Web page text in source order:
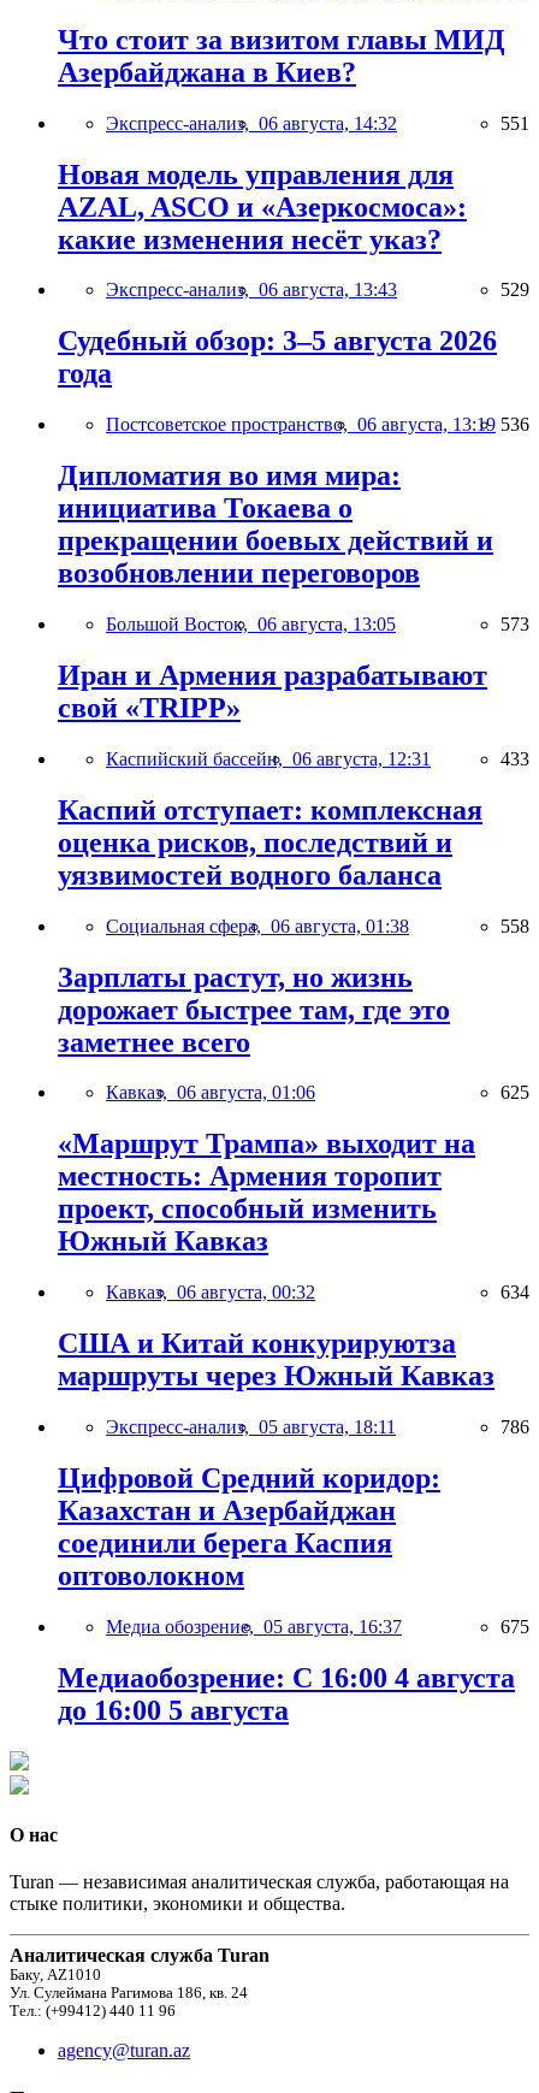
Что стоит за визитом главы МИД
Азербайджана в Киев?
Экспресс-анализ, 06 августа, 14:32 551
Новая модель управления для
AZAL, ASCO и «Азеркосмоса»:
какие изменения несёт указ?
Экспресс-анализ, 06 августа, 13:43 529
Судебный обзор: 3–5 августа 2026
года
Постсоветское пространство, 06 августа, 13:19 536
Дипломатия во имя мира:
инициатива Токаева о
прекращении боевых действий и
возобновлении переговоров
Большой Восток, 06 августа, 13:05 573
Иран и Армения разрабатывают
свой «TRIPP»
Каспийский бассейн, 06 августа, 12:31 433
Каспий отступает: комплексная
оценка рисков, последствий и
уязвимостей водного баланса
Социальная сфера, 06 августа, 01:38 558
Зарплаты растут, но жизнь
дорожает быстрее там, где это
заметнее всего
Кавказ, 06 августа, 01:06 625
«Маршрут Трампа» выходит на
местность: Армения торопит
проект, способный изменить
Южный Кавказ
Кавказ, 06 августа, 00:32 634
США и Китай конкурируютза
маршруты через Южный Кавказ
Экспресс-анализ, 05 августа, 18:11 786
Цифровой Средний коридор:
Казахстан и Азербайджан
соединили берега Каспия
оптоволокном
Медиа обозрение, 05 августа, 16:37 675
Медиаобозрение: С 16:00 4 августа
до 16:00 5 августа
О нас
Turan — независимая аналитическая служба, работающая на
стыке политики, экономики и общества.
Аналитическая служба Turan
Баку, AZ1010
Ул. Сулеймана Рагимова 186, кв. 24
Тел.: (+99412) 440 11 96
agency@turan.az